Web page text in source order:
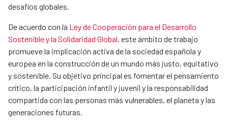
desafíos globales.
De acuerdo con la Ley de Cooperación para el Desarrollo
Sostenible y la Solidaridad Global, este ámbito de trabajo
promueve la implicación activa de la sociedad española y
europea en la construcción de un mundo más justo, equitativo
y sostenible. Su objetivo principal es fomentar el pensamiento
crítico, la participación infantil y juvenil y la responsabilidad
compartida con las personas más vulnerables, el planeta y las
generaciones futuras.